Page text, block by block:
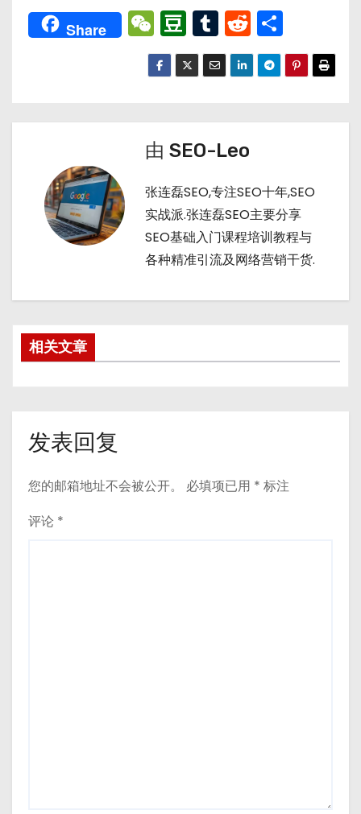
Share W
e
C
a
t
D
o
u
a
n
T
u
m
r
R
e
d
t
享
由 SEO-Leo
张连磊SEO,专注SEO十年,SEO
实战派.张连磊SEO主要分享
SEO基础入门课程培训教程与
各种精准引流及网络营销干货.
相关文章
发表回复
您的邮箱地址不会被公开。 必填项已用 * 标注
评论 *